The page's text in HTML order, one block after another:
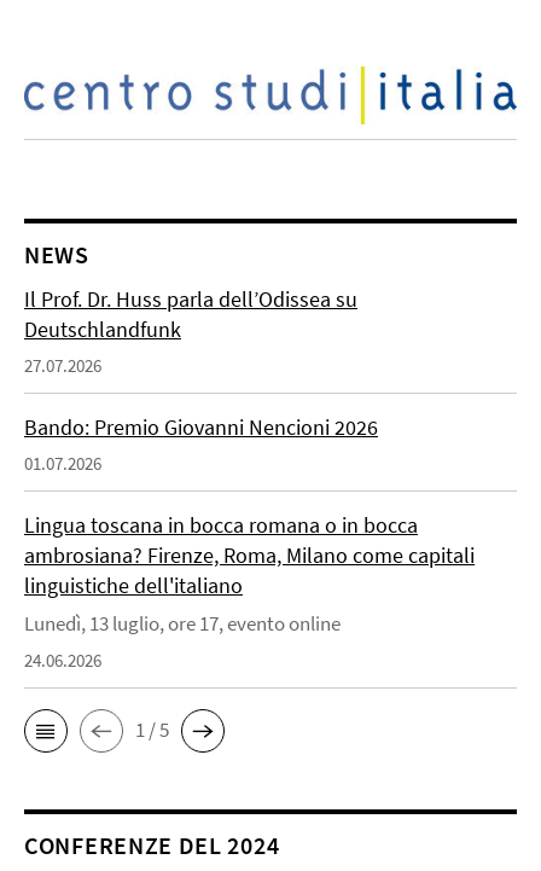
NEWS
Il Prof. Dr. Huss parla dell’Odissea su
Deutschlandfunk
27.07.2026
Bando: Premio Giovanni Nencioni 2026
01.07.2026
Lingua toscana in bocca romana o in bocca
ambrosiana? Firenze, Roma, Milano come capitali
linguistiche dell'italiano
Lunedì, 13 luglio, ore 17, evento online
24.06.2026
1 / 5
CONFERENZE DEL 2024